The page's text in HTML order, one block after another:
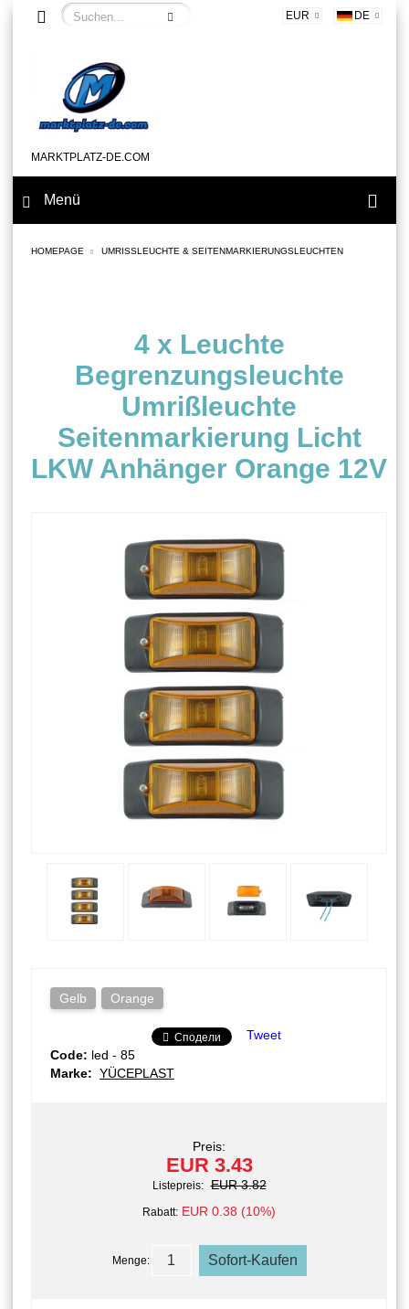
EUR DE
MARKTPLATZ-DE.COM
Menü
HOMEPAGE UMRISSLEUCHTE & SEITENMARKIERUNGSLEUCHTEN
4 x Leuchte
Begrenzungsleuchte
Umrißleuchte
Seitenmarkierung Licht
LKW Anhänger Orange 12V
Gelb Orange
Сподели
Tweet
Code: led - 85
Marke: YÜCEPLAST
Preis:
EUR 3.43
Listepreis: EUR 3.82
Rabatt: EUR 0.38 (10%)
Menge: